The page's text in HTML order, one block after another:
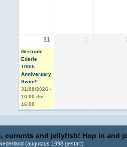
31 1
Gertrude
Ederle
100th
Anniversary
Swim!!
31/08/2026 -
10:00 t/m
16:00
currents and jellyfish! Hop in and
(augustus 1998 gestart)